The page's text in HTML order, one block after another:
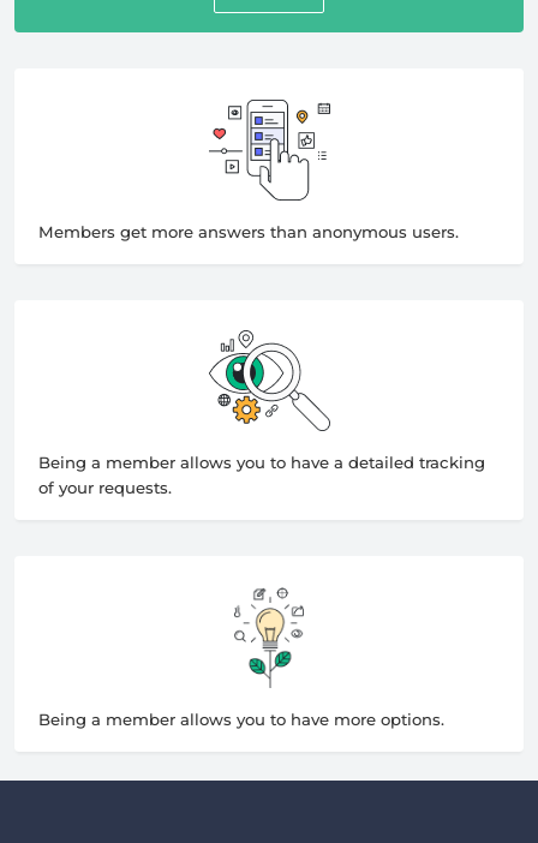
Members get more answers than anonymous users.
Being a member allows you to have a detailed tracking
of your requests.
Being a member allows you to have more options.